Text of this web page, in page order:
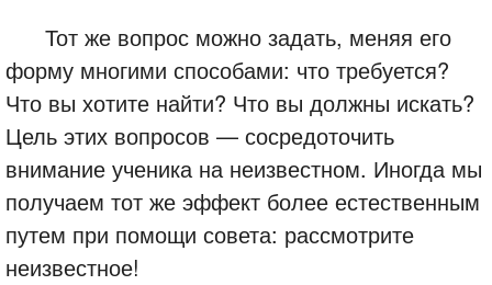
Тот же вопрос можно задать, меняя его
форму многими способами: что требуется?
Что вы хотите найти? Что вы должны искать?
Цель этих вопросов — сосредоточить
внимание ученика на неизвестном. Иногда мы
получаем тот же эффект более естественным
путем при помощи совета: рассмотрите
неизвестное!